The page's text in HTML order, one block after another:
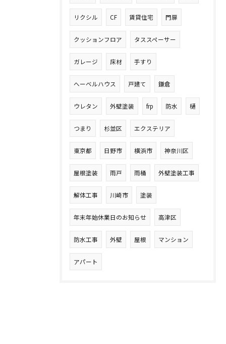
リクシル CF 賃貸住宅 門扉
クッションフロア タススペーサー
ガレージ 床材 手すり
へーベルハウス 戸建て 鎌倉
ウレタン 外壁塗装 frp 防水 樋
つまり 杉並区 エクステリア
東京都 日野市 横浜市 神奈川区
屋根塗装 雨戸 雨桶 外壁塗装工事
解体工事 川崎市 塗装
年末年始休業日のお知らせ 高津区
防水工事 外壁 屋根 マンション
アパート